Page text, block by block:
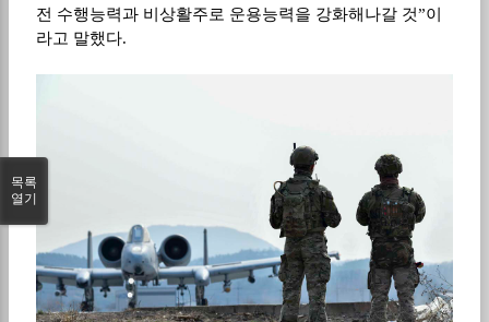
전 수행능력과 비상활주로 운용능력을 강화해나갈 것”이
라고 말했다.
목록
열기